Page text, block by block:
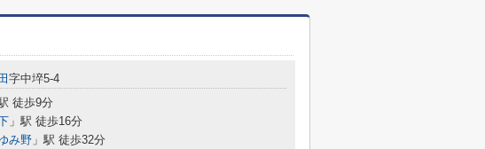
字中埣5-4
徒歩9分
」駅 徒歩16分
み野 」駅 徒歩32分